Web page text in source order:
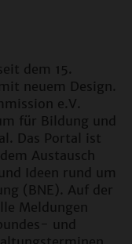
dem 15.
neuem Design.
e.V.
für Bildung und
Das Portal ist
Austausch
Ideen rund um
(BNE). Auf der
Meldungen
und